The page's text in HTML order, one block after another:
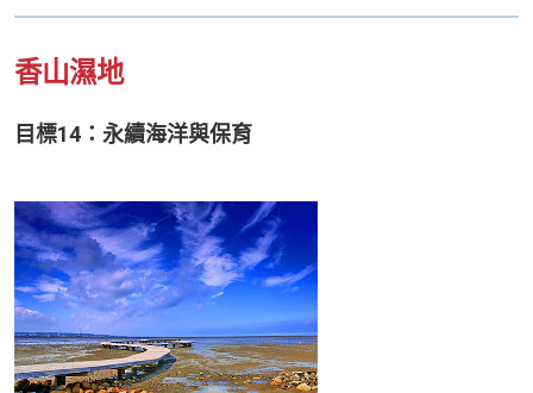
香山濕地
目標14：永續海洋與保育